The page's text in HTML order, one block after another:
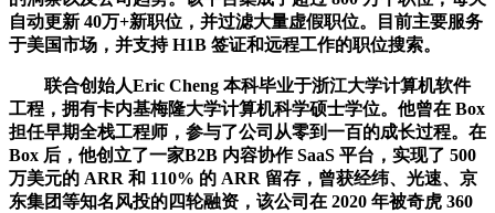
自动更新 40万+新职位，并过滤大量虚假职位。目前主要服务
于美国市场，并支持 H1B 签证和远程工作的职位搜索。
联合创始人Eric Cheng 本科毕业于浙江大学计算机软件
工程，拥有卡内基梅隆大学计算机科学硕士学位。他曾在 Box
担任早期全栈工程师，参与了公司从零到一百的成长过程。在
Box 后，他创立了一家B2B 内容协作 SaaS 平台，实现了 500
万美元的 ARR 和 110% 的 ARR 留存，曾获经纬、光速、京
东集团等知名风投的四轮融资，该公司在 2020 年被奇虎 360